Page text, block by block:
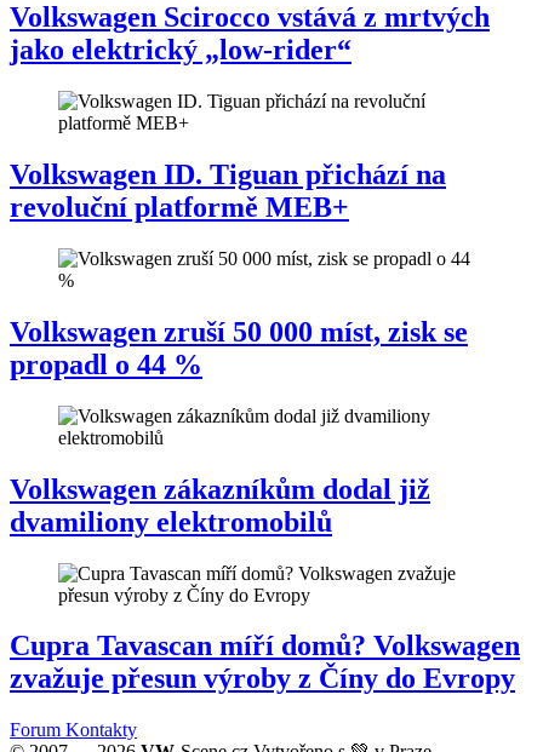
Volkswagen Scirocco vstává z mrtvých
jako elektrický „low-rider“
Volkswagen ID. Tiguan přichází na
revoluční platformě MEB+
Volkswagen zruší 50 000 míst, zisk se
propadl o 44 %
Volkswagen zákazníkům dodal již
dvamiliony elektromobilů
Cupra Tavascan míří domů? Volkswagen
zvažuje přesun výroby z Číny do Evropy
Forum Kontakty